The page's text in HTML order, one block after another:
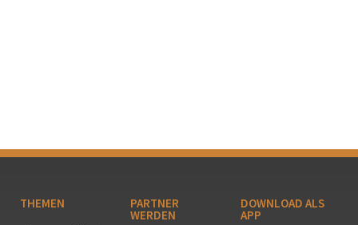
THEMEN PARTNER
WERDEN
DOWNLOAD ALS
APP